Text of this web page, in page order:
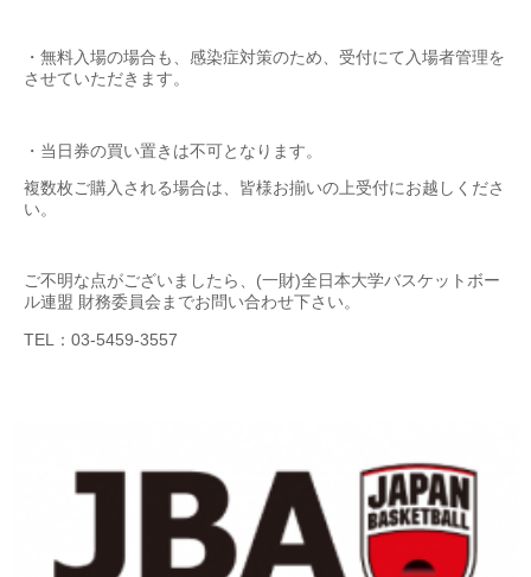
・無料入場の場合も、感染症対策のため、受付にて入場者管理を
させていただきます。
・当日券の買い置きは不可となります。
複数枚ご購入される場合は、皆様お揃いの上受付にお越しくださ
い。
ご不明な点がございましたら、(一財)全日本大学バスケットボー
ル連盟 財務委員会までお問い合わせ下さい。
TEL：03-5459-3557